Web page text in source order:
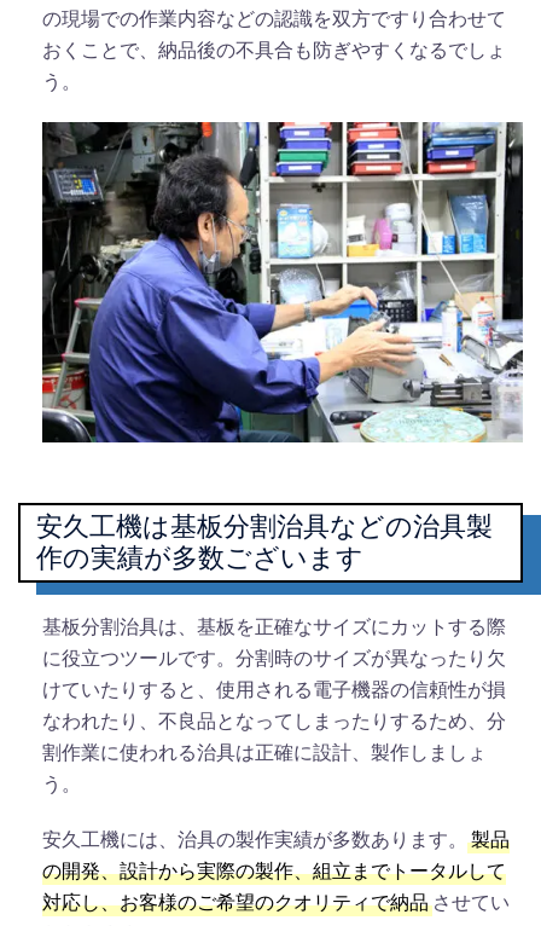
の現場での作業内容などの認識を双方ですり合わせて
おくことで、納品後の不具合も防ぎやすくなるでしょ
う。
安久工機は基板分割治具などの治具製
作の実績が多数ございます
基板分割治具は、基板を正確なサイズにカットする際
に役立つツールです。分割時のサイズが異なったり欠
けていたりすると、使用される電子機器の信頼性が損
なわれたり、不良品となってしまったりするため、分
割作業に使われる治具は正確に設計、製作しましょ
う。
安久工機には、治具の製作実績が多数あります。
製品
の開発、設計から実際の製作、組立までトータルして
対応し、お客様のご希望のクオリティで納品 させてい